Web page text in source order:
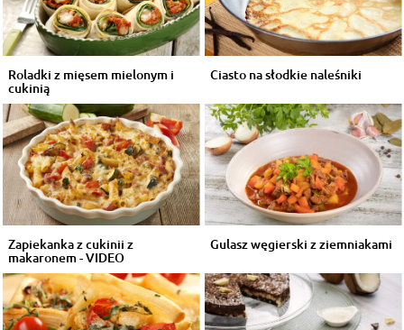
Roladki z mięsem mielonym i
cukinią
Ciasto na słodkie naleśniki
Zapiekanka z cukinii z
makaronem - VIDEO
Gulasz węgierski z ziemniakami